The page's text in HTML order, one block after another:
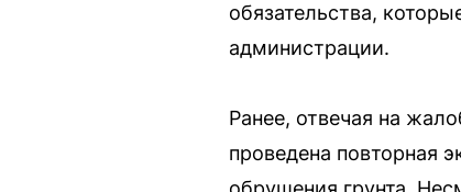
обязательства,
администрации.
Ранее, отвечая на
проведена повторная